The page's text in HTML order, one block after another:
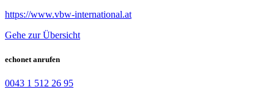
https://www.vbw-international.at
Gehe zur Übersicht
echonet anrufen
0043 1 512 26 95